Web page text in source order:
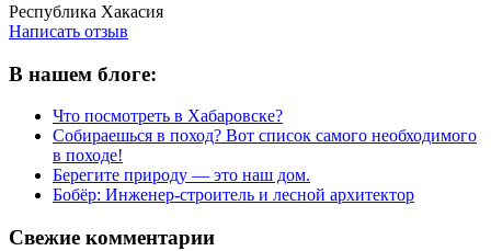
Республика Хакасия
Написать отзыв
В нашем блоге:
Что посмотреть в Хабаровске?
Собираешься в поход? Вот список самого необходимого
в походе!
Берегите природу — это наш дом.
Бобёр: Инженер-строитель и лесной архитектор
Свежие комментарии